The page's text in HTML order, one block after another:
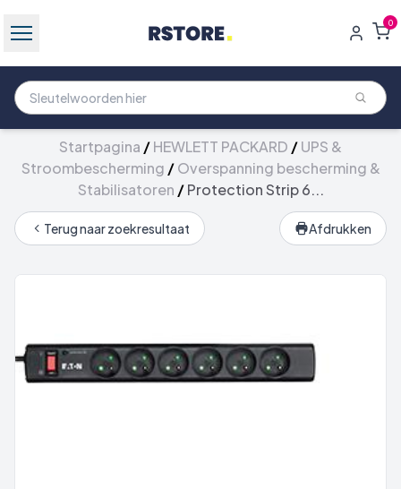
0
Startpagina /HEWLETT PACKARD /UPS &
Stroombescherming /Overspanning bescherming &
Stabilisatoren /Protection Strip 6...
Terug naar zoekresultaat Afdrukken